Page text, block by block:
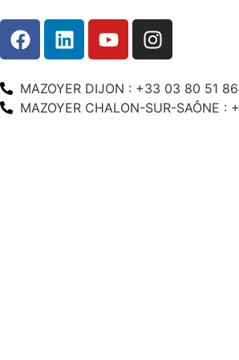
MAZOYER DIJON : +33 03 80 51
MAZOYER CHALON-SUR-SAÔNE